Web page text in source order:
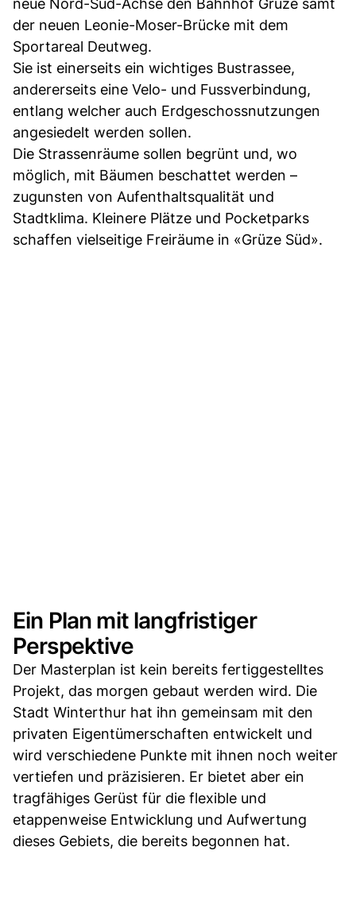
neue Nord-Süd-Achse den Bahnhof Grüze samt
der neuen Leonie-Moser-Brücke mit dem
Sportareal Deutweg.
Sie ist einerseits ein wichtiges Bustrassee,
andererseits eine Velo- und Fussverbindung,
entlang welcher auch Erdgeschossnutzungen
angesiedelt werden sollen.
Die Strassenräume sollen begrünt und, wo
möglich, mit Bäumen beschattet werden –
zugunsten von Aufenthaltsqualität und
Stadtklima. Kleinere Plätze und Pocketparks
schaffen vielseitige Freiräume in «Grüze Süd».
Ein Plan mit langfristiger
Perspektive
Der Masterplan ist kein bereits fertiggestelltes
Projekt, das morgen gebaut werden wird. Die
Stadt Winterthur hat ihn gemeinsam mit den
privaten Eigentümerschaften entwickelt und
wird verschiedene Punkte mit ihnen noch weiter
vertiefen und präzisieren. Er bietet aber ein
tragfähiges Gerüst für die flexible und
etappenweise Entwicklung und Aufwertung
dieses Gebiets, die bereits begonnen hat.